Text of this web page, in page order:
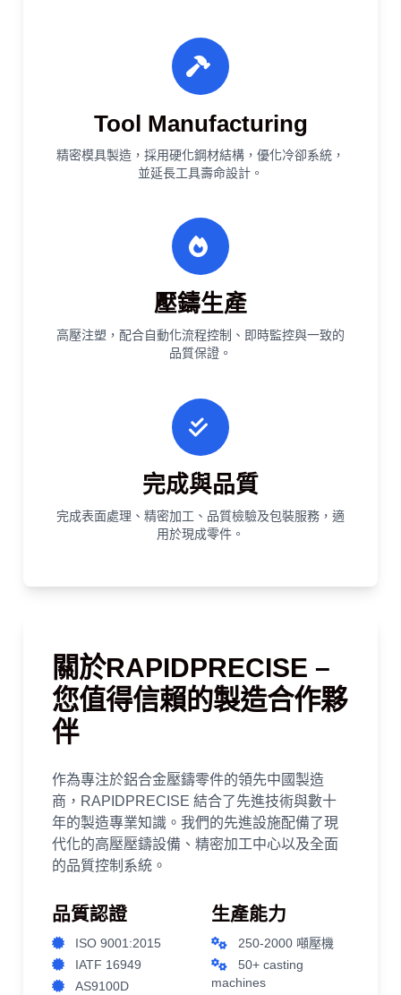
Tool Manufacturing
精密模具製造，採用硬化鋼材結構，優化冷卻系統，
並延長工具壽命設計。
壓鑄生產
高壓注塑，配合自動化流程控制、即時監控與一致的
品質保證。
完成與品質
完成表面處理、精密加工、品質檢驗及包裝服務，適
用於現成零件。
關於RAPIDPRECISE –
您值得信賴的製造合作夥
伴
作為專注於鋁合金壓鑄零件的領先中國製造
商，RAPIDPRECISE 結合了先進技術與數十
年的製造專業知識。我們的先進設施配備了現
代化的高壓壓鑄設備、精密加工中心以及全面
的品質控制系統。
品質認證
ISO 9001:2015
IATF 16949
AS9100D
生產能力
250-2000 噸壓機
50+ casting
machines